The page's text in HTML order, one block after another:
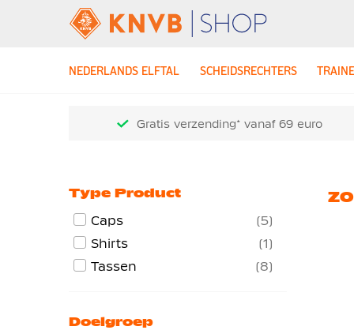
NEDERLANDS ELFTAL SCHEIDSRECHTERS
Gratis verzending* vanaf 69 euro
Type Product
Caps
5
Shirts
1
Tassen
8
Doelgroep